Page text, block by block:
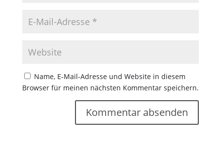
Name, E-Mail-Adresse und Website in diesem
Browser für meinen nächsten Kommentar speichern.